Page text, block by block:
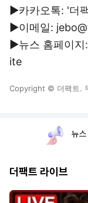
▶카카오톡: '더
▶이메일:
▶뉴스 홈페이
ite
Copyright © 더팩트.
뉴
더팩트 라이브